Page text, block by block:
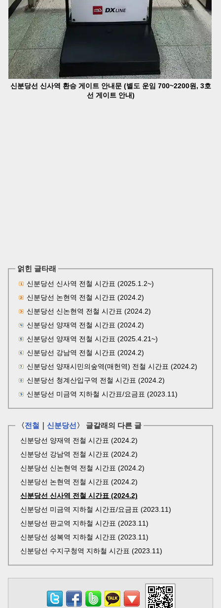
신분당선 신사역 환승 게이트 안내문 (별도 운임 700~2200원, 3호
선 게이트 안내)
얽힌 글타래
신분당선 신사역 전철 시간표 (2025.1.2~)
신분당선 논현역 전철 시간표 (2024.2)
신분당선 신논현역 전철 시간표 (2024.2)
신분당선 양재역 전철 시간표 (2024.2)
신분당선 양재역 전철 시간표 (2025.4.21~)
신분당선 강남역 전철 시간표 (2024.2)
신분당선 양재시민의숲역(매헌역) 전철 시간표 (2024.2)
신분당선 청계산입구역 전철 시간표 (2024.2)
신분당선 미금역 지하철 시간표/요금표 (2023.11)
〈전철 신분당선 〉 글갈래의 다른 글
신분당선 양재역 전철 시간표 (2024.2)
신분당선 강남역 전철 시간표 (2024.2)
신분당선 신논현역 전철 시간표 (2024.2)
신분당선 논현역 전철 시간표 (2024.2)
신분당선 신사역 전철 시간표 (2024.2)
신분당선 미금역 지하철 시간표/요금표 (2023.11)
신분당선 판교역 지하철 시간표 (2023.11)
신분당선 성복역 지하철 시간표 (2023.11)
신분당선 수지구청역 지하철 시간표 (2023.11)